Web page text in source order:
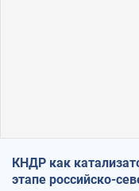
КНДР как
этапе российско-